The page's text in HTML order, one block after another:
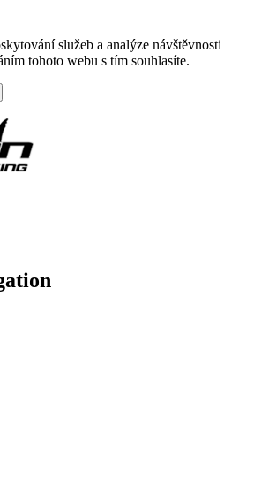
služeb a analýze návštěvnosti
tohoto webu s tím souhlasíte.